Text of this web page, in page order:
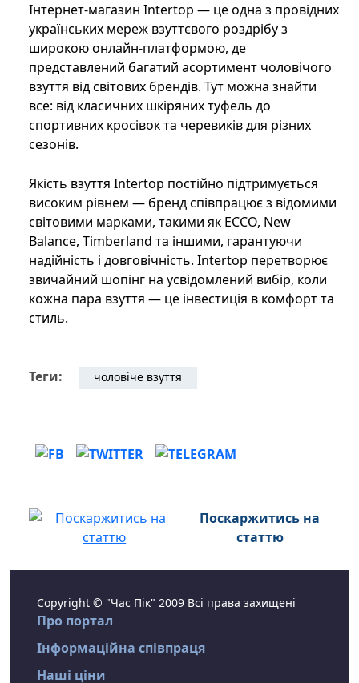
Інтернет-магазин Intertop — це одна з провідних
українських мереж взуттєвого роздрібу з
широкою онлайн-платформою, де
представлений багатий асортимент чоловічого
взуття від світових брендів. Тут можна знайти
все: від класичних шкіряних туфель до
спортивних кросівок та черевиків для різних
сезонів.
Якість взуття Intertop постійно підтримується
високим рівнем — бренд співпрацює з відомими
світовими марками, такими як ECCO, New
Balance, Timberland та іншими, гарантуючи
надійність і довговічність. Intertop перетворює
звичайний шопінг на усвідомлений вибір, коли
кожна пара взуття — це інвестиція в комфорт та
стиль.
Теги: чоловіче взуття
Поскаржитись на
статтю
Copyright © "Час Пік" 2009 Всі права захищені
Про портал
Інформаційна співпраця
Наші ціни